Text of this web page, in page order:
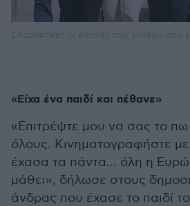
«Είχα ένα παιδί και πέθανε»
«Επιτρέψτε μου να σας το
όλους. Κινηματογραφήστε
έχασα τα πάντα… όλη η
μάθει», δήλωσε στους
άνδρας που έχασε το παιδί